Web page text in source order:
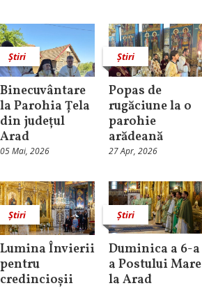
Știri
Binecuvântare
la Parohia Țela
din județul
Arad
05 Mai, 2026
Știri
Popas de
rugăciune la o
parohie
arădeană
27 Apr, 2026
Știri
Lumina Învierii
pentru
credincioșii
Știri
Duminica a 6-a
a Postului Mare
la Arad